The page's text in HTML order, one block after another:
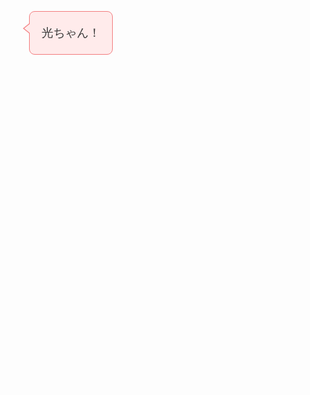
光ちゃん！